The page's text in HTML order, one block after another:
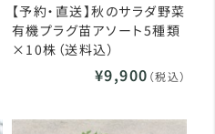
【予約・直送】秋のサラダ野菜
有機プラグ苗アソート5種類
×10株（送料込）
¥9,900 （税込）